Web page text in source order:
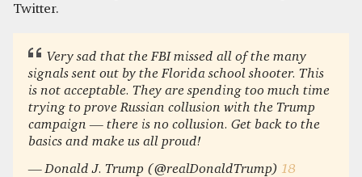
Twitter.
Very sad that the FBI missed all of the many
signals sent out by the Florida school shooter. This
is not acceptable. They are spending too much time
trying to prove Russian collusion with the Trump
campaign — there is no collusion. Get back to the
basics and make us all proud!
— Donald J. Trump (@realDonaldTrump) 18